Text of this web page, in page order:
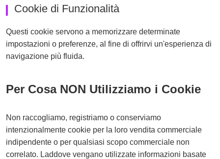
Cookie di Funzionalità
Questi cookie servono a memorizzare determinate
impostazioni o preferenze, al fine di offrirvi un'esperienza di
navigazione più fluida.
Per Cosa NON Utilizziamo i Cookie
Non raccogliamo, registriamo o conserviamo
intenzionalmente cookie per la loro vendita commerciale
indipendente o per qualsiasi scopo commerciale non
correlato. Laddove vengano utilizzate informazioni basate